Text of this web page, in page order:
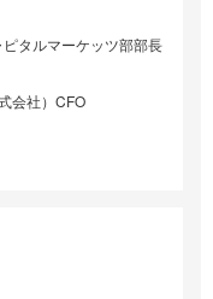
タルマーケッツ部部長
会社）CFO